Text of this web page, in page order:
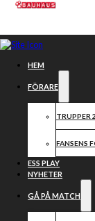
Hoppa till huvudinnehåll
HEM
FÖRARE
TRUPPER
FANSENS
ESS PLAY
NYHETER
GÅ PÅ MATCH